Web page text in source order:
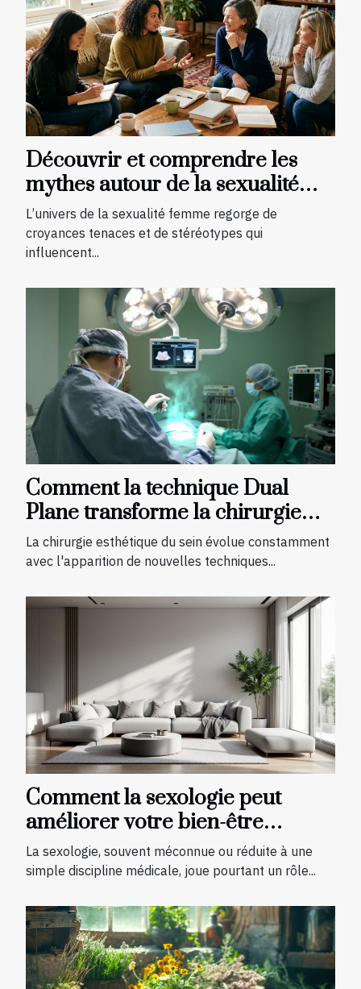
Découvrir et comprendre les
mythes autour de la sexualité
femme
L’univers de la sexualité femme regorge de
croyances tenaces et de stéréotypes qui
influencent...
Comment la technique Dual
Plane transforme la chirurgie
esthétique du sein ?
La chirurgie esthétique du sein évolue constamment
avec l'apparition de nouvelles techniques...
Comment la sexologie peut
améliorer votre bien-être
quotidien ?
La sexologie, souvent méconnue ou réduite à une
simple discipline médicale, joue pourtant un rôle...